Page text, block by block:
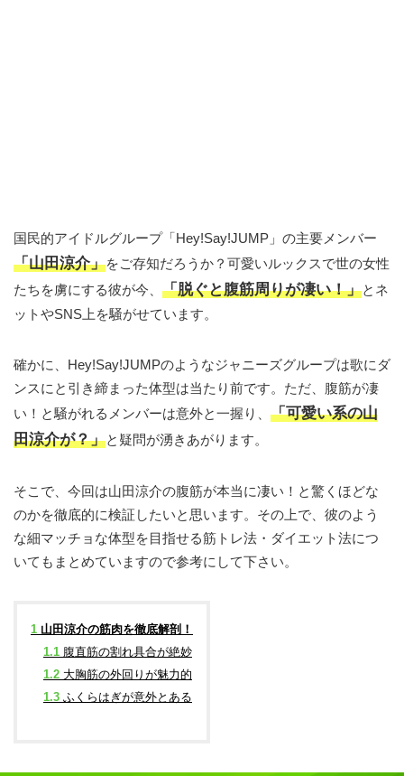
国民的アイドルグループ「Hey!Say!JUMP」の主要メンバー
「山田涼介」をご存知だろうか？可愛いルックスで世の女性
たちを虜にする彼が今、 「脱ぐと腹筋周りが凄い！」とネ
ットやSNS上を騒がせています。
確かに、Hey!Say!JUMPのようなジャニーズグループは歌にダ
ンスにと引き締まった体型は当たり前です。ただ、腹筋が凄
い！と騒がれるメンバーは意外と一握り、 「可愛い系の山
田涼介が？」と疑問が湧きあがります。
そこで、今回は山田涼介の腹筋が本当に凄い！と驚くほどな
のかを徹底的に検証したいと思います。その上で、彼のよう
な細マッチョな体型を目指せる筋トレ法・ダイエット法につ
いてもまとめていますので参考にして下さい。
1 山田涼介の筋肉を徹底解剖！
1.1 腹直筋の割れ具合が絶妙
1.2 大胸筋の外回りが魅力的
1.3 ふくらはぎが意外とある